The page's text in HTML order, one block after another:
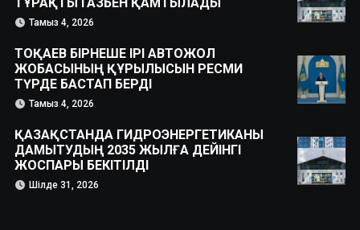
Тамыз 4, 2026
ТОҚАЕВ БІРНЕШЕ ІРІ АВТОЖОЛ
ЖОБАСЫНЫҢ ҚҰРЫЛЫСЫН РЕСМИ
ТҮРДЕ БАСТАП БЕРДІ
Тамыз 4, 2026
ҚАЗАҚСТАНДА ГИДРОЭНЕРГЕТИКАНЫ
ДАМЫТУДЫҢ 2035 ЖЫЛҒА ДЕЙІНГІ
ЖОСПАРЫ БЕКІТІЛДІ
Шілде 31, 2026